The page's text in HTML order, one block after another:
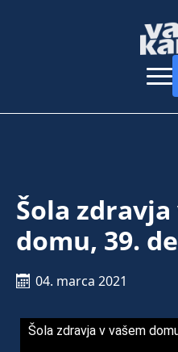
Šola zdravja
domu, 39.
04. marca 2021
Šola zdravja v vašem